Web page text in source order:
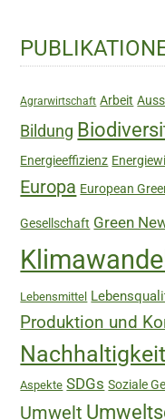
Haupt-
Sidebar
Agrarwirtschaft Arbeit
Bildung
Energieeffizienz
Europa European
Gesellschaft Green
Lebensmittel
Produktion und
Nachhaltigkeit
Aspekte SDGs Soziale
Umwelt